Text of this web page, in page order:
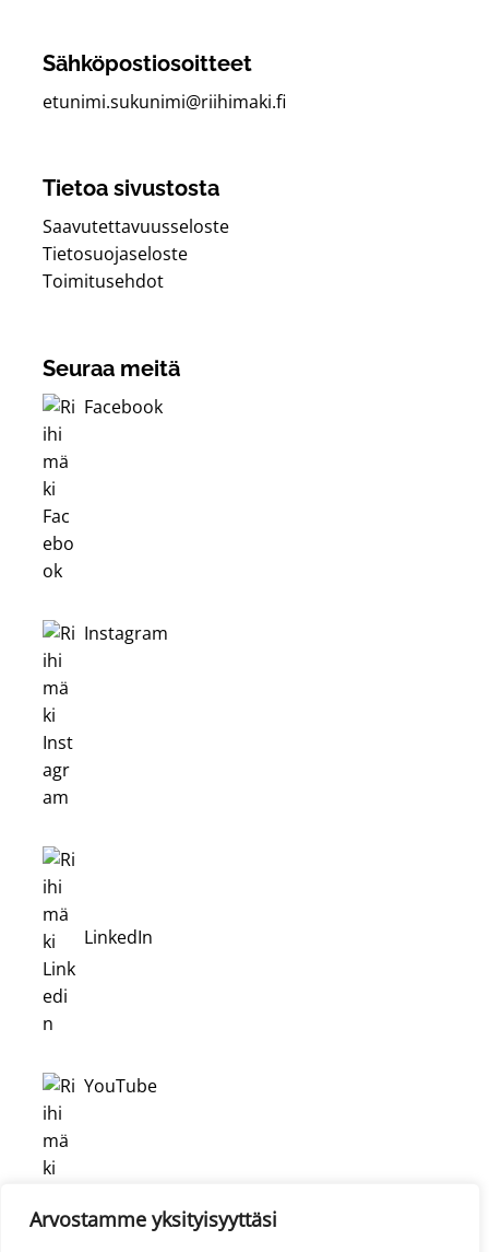
Arvostamme yksityisyyttäsi
Sähköpostiosoitteet
etunimi.sukunimi@riihimaki.fi
Tietoa sivustosta
Saavutettavuusseloste
Tietosuojaseloste
Toimitusehdot
Seuraa meitä
Facebook
Instagram
LinkedIn
YouTube